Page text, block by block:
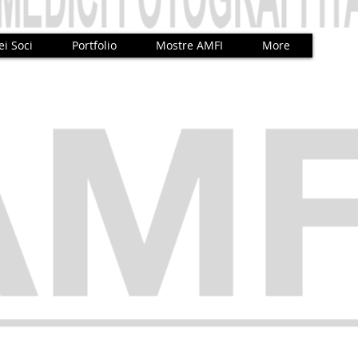
Soci Portfolio Mostre AMFI More